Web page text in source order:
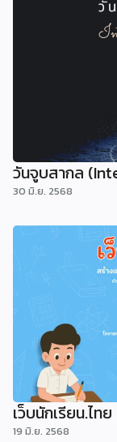
วันจูบสากล
30 มิ.ย. 2568
เว็บนักเรียน.ไทย
19 มิ.ย. 2568